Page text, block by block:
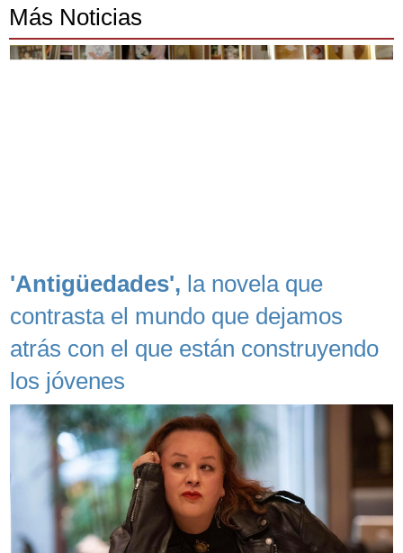
Más Noticias
'Antigüedades', la novela que
contrasta el mundo que dejamos
atrás con el que están construyendo
los jóvenes